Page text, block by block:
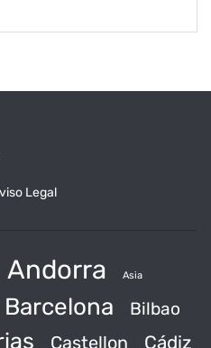
Legal
Andorra Asia
Barcelona Bilbao
Castellon Cádiz